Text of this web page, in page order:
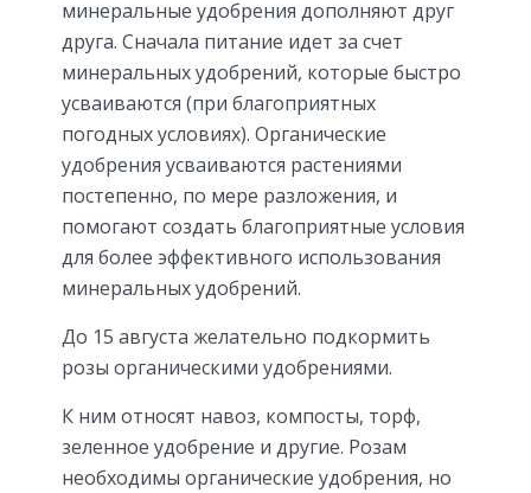
минеральные удобрения дополняют друг
друга. Сначала питание идет за счет
минеральных удобрений, которые быстро
усваиваются (при благоприятных
погодных условиях). Органические
удобрения усваиваются растениями
постепенно, по мере разложения, и
помогают создать благоприятные условия
для более эффективного использования
минеральных удобрений.
До 15 августа желательно подкормить
розы органическими удобрениями.
К ним относят навоз, компосты, торф,
зеленное удобрение и другие. Розам
необходимы органические удобрения, но